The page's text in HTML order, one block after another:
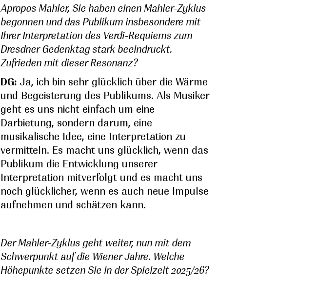
Apropos Mahler, Sie haben einen Mahler-Zyklus
begonnen und das Publikum insbesondere mit
Ihrer Interpretation des Verdi-Requiems zum
Dresdner Gedenktag stark beeindruckt.
Zufrieden mit dieser Resonanz?
DG: Ja, ich bin sehr glücklich über die Wärme
und Begeisterung des Publikums. Als Musiker
geht es uns nicht einfach um eine
Darbietung, sondern darum, eine
musikalische Idee, eine Interpretation zu
vermitteln. Es macht uns glücklich, wenn das
Publikum die Entwicklung unserer
Interpretation mitverfolgt und es macht uns
noch glücklicher, wenn es auch neue Impulse
aufnehmen und schätzen kann.
Der Mahler-Zyklus geht weiter, nun mit dem
Schwerpunkt auf die Wiener Jahre. Welche
Höhepunkte setzen Sie in der Spielzeit 2025/26?